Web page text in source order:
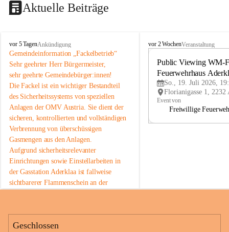
Aktuelle Beiträge
A
d
e
r
k
l
a
a
vor 5 TagenAnkündigung
Gemeindeinformation „Fackelbetrieb“
Sehr geehrter Herr Bürgermeister,
sehr geehrte Gemeindebürger:innen!
Die Fackel ist ein wichtiger Bestandteil
des Sicherheitssystems von speziellen
Anlagen der OMV Austria. Sie dient der
sicheren, kontrollierten und vollständigen
Verbrennung von überschüssigen
Gasmengen aus den Anlagen.
Aufgrund sicherheitsrelevanter
Einrichtungen sowie Einstellarbeiten in
der Gasstation Aderklaa ist fallweise
sichtbarerer Flammenschein an der
diese gut kontrollierte Flamme sichtbar
sein.
A
vor 2 WochenVeranstaltung
Public Viewing WM-
Feuerwehrhaus
So., 19. Juli 2026,
Event von
Freiwillige
Geschlossen